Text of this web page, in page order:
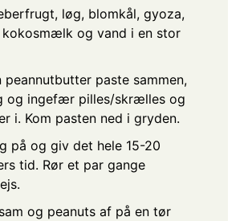
løg, blomkål, gyoza,
kokosmælk og vand i en stor
peannutbutter paste sammen,
og ingefær pilles/skrælles og
i. Kom pasten ned i gryden.
på og giv det hele 15-20
tid. Rør et par gange
og peanuts af på en tør